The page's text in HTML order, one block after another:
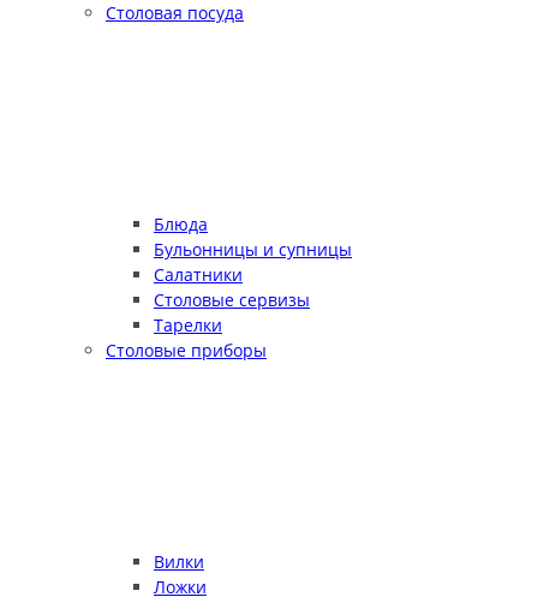
Столовая посуда
Блюда
Бульонницы и супницы
Салатники
Столовые сервизы
Тарелки
Столовые приборы
Вилки
Ложки